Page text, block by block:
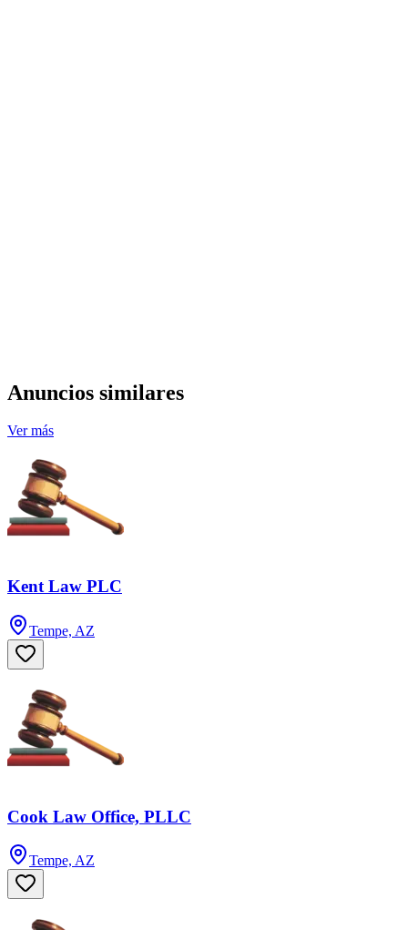
Anuncios similares
Ver más
Kent Law PLC
Tempe, AZ
Cook Law Office, PLLC
Tempe, AZ